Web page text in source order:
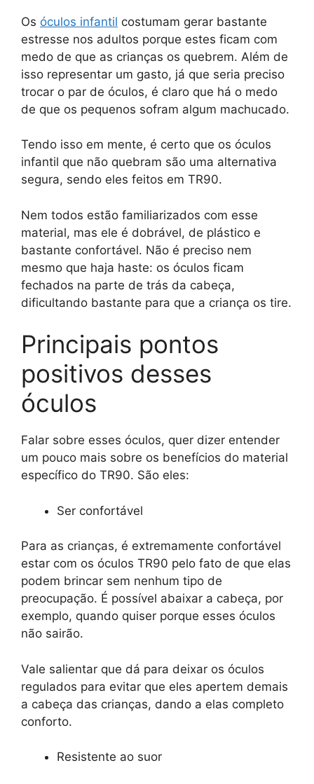
Os óculos infantil costumam gerar bastante
estresse nos adultos porque estes ficam com
medo de que as crianças os quebrem. Além de
isso representar um gasto, já que seria preciso
trocar o par de óculos, é claro que há o medo
de que os pequenos sofram algum machucado.
Tendo isso em mente, é certo que os óculos
infantil que não quebram são uma alternativa
segura, sendo eles feitos em TR90.
Nem todos estão familiarizados com esse
material, mas ele é dobrável, de plástico e
bastante confortável. Não é preciso nem
mesmo que haja haste: os óculos ficam
fechados na parte de trás da cabeça,
dificultando bastante para que a criança os tire.
Principais pontos
positivos desses
óculos
Falar sobre esses óculos, quer dizer entender
um pouco mais sobre os benefícios do material
específico do TR90. São eles:
Ser confortável
Para as crianças, é extremamente confortável
estar com os óculos TR90 pelo fato de que elas
podem brincar sem nenhum tipo de
preocupação. É possível abaixar a cabeça, por
exemplo, quando quiser porque esses óculos
não sairão.
Vale salientar que dá para deixar os óculos
regulados para evitar que eles apertem demais
a cabeça das crianças, dando a elas completo
conforto.
Resistente ao suor